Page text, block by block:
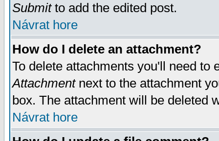
Submitto add the edited post.
Návrat hore
How do I delete an attachment?
To delete attachments you'll need
Attachmentnext to the attachment
box. The attachment will be deleted
Návrat hore